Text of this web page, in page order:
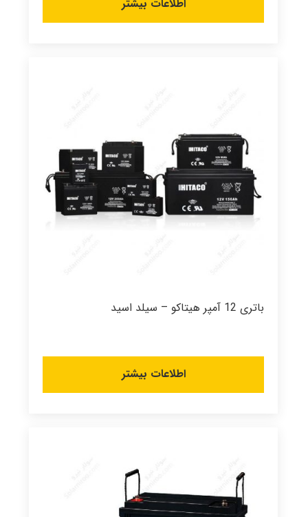
اطلاعات بیشتر
باتری 12 آمپر هیتاکو – سیلد اسید
اطلاعات بیشتر